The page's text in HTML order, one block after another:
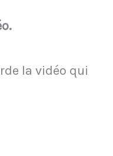
la vidéo qui